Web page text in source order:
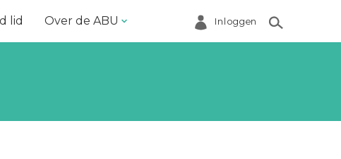
lid Over de ABU
Helpdesk
Inloggen